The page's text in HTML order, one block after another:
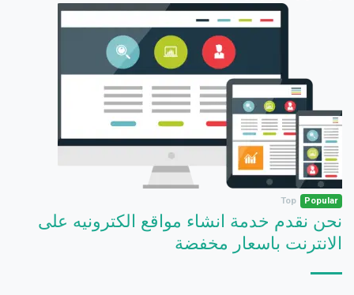
Popular
Top
نحن نقدم خدمة انشاء مواقع الكترونيه على
الانترنت باسعار مخفضة